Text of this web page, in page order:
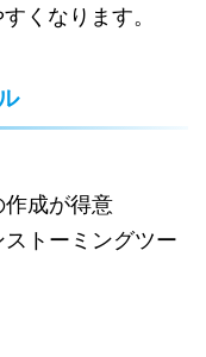
くなります。
成が得意
トーミングツー